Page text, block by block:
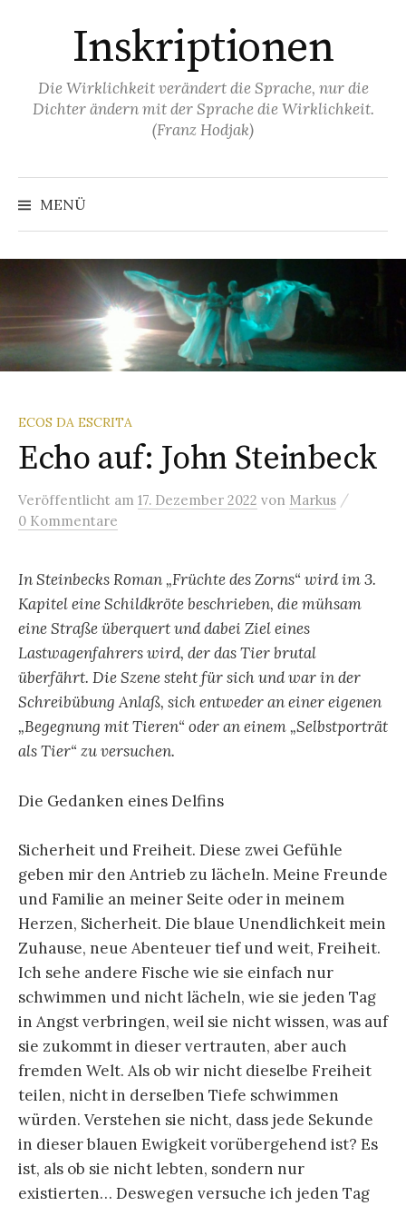
Inskriptionen
Die Wirklichkeit verändert die Sprache, nur die
Dichter ändern mit der Sprache die Wirklichkeit.
(Franz Hodjak)
MENÜ
ECOS DA ESCRITA
Echo auf: John Steinbeck
Veröffentlicht am 17. Dezember 2022 von Markus /
0 Kommentare
In Steinbecks Roman „Früchte des Zorns“ wird im 3.
Kapitel eine Schildkröte beschrieben, die mühsam
eine Straße überquert und dabei Ziel eines
Lastwagenfahrers wird, der das Tier brutal
überfährt. Die Szene steht für sich und war in der
Schreibübung Anlaß, sich entweder an einer eigenen
„Begegnung mit Tieren“ oder an einem „Selbstporträt
als Tier“ zu versuchen.
Die Gedanken eines Delfins
Sicherheit und Freiheit. Diese zwei Gefühle
geben mir den Antrieb zu lächeln. Meine Freunde
und Familie an meiner Seite oder in meinem
Herzen, Sicherheit. Die blaue Unendlichkeit mein
Zuhause, neue Abenteuer tief und weit, Freiheit.
Ich sehe andere Fische wie sie einfach nur
schwimmen und nicht lächeln, wie sie jeden Tag
in Angst verbringen, weil sie nicht wissen, was auf
sie zukommt in dieser vertrauten, aber auch
fremden Welt. Als ob wir nicht dieselbe Freiheit
teilen, nicht in derselben Tiefe schwimmen
würden. Verstehen sie nicht, dass jede Sekunde
in dieser blauen Ewigkeit vorübergehend ist? Es
ist, als ob sie nicht lebten, sondern nur
existierten… Deswegen versuche ich jeden Tag